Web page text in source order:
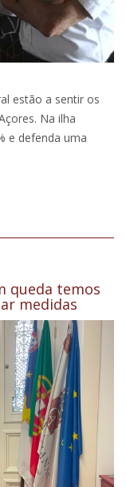
estão a sentir os
Na ilha
e defenda uma
queda temos
medidas